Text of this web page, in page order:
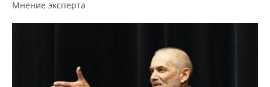
Мнение эксперта